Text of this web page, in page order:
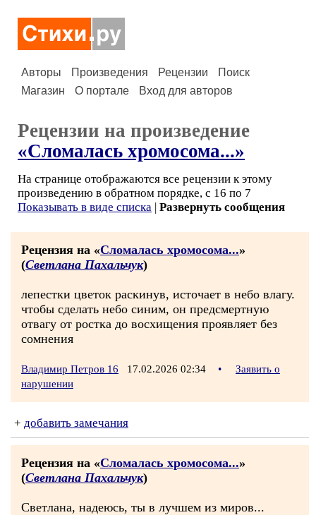
Авторы Произведения Рецензии
Поиск
Магазин
О портале Вход для авторов
Рецензии на произведение
«Сломалась хромосома...»
На странице отображаются все рецензии к этому
произведению в обратном порядке, с 16 по 7
Показывать в виде списка | Развернуть сообщения
Рецензия на «Сломалась хромосома...»
(Светлана Пахальчук)
лепестки цветок раскинув, источает в небо влагу.
чтобы сделать небо синим, он предсмертную
отвагу от ростка до восхищения проявляет без
сомнения
Владимир Петров 16 17.02.2026 02:34 •
Заявить о
нарушении
+ добавить замечания
Рецензия на «Сломалась хромосома...»
(Светлана Пахальчук)
Светлана, надеюсь, ты в лучшем из миров...